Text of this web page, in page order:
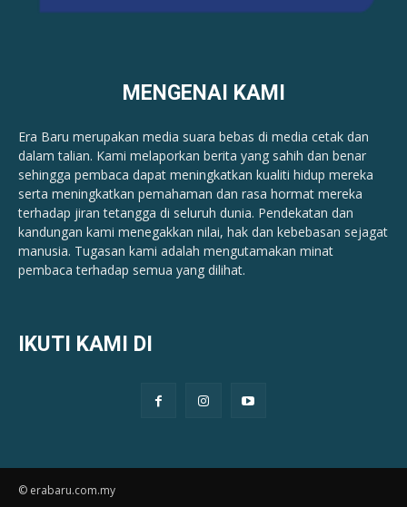
MENGENAI KAMI
Era Baru merupakan media suara bebas di media cetak dan
dalam talian. Kami melaporkan berita yang sahih dan benar ​​
sehingga pembaca dapat meningkatkan kualiti hidup mereka
serta meningkatkan pemahaman dan rasa hormat mereka
terhadap jiran tetangga di seluruh dunia. Pendekatan dan
kandungan kami menegakkan nilai, hak dan kebebasan sejagat
manusia. Tugasan kami adalah mengutamakan minat
pembaca terhadap semua yang dilihat.
IKUTI KAMI DI
© erabaru.com.my